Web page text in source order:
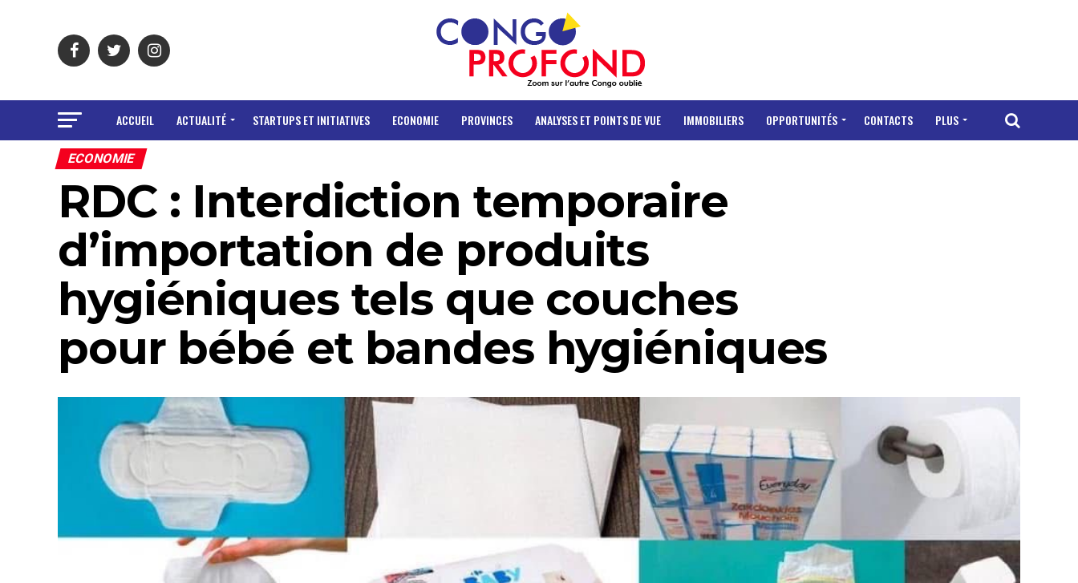
ACCUEIL ACTUALITÉ STARTUPS ET INITIATIVES ECONOMIE PROVINCES ANALYSES ET POINTS DE VUE IMMOBILIERS OPPORTUNITÉS CONTACTS PLUS
ECONOMIE
RDC : Interdiction temporaire
d’importation de produits
hygiéniques tels que couches
pour bébé et bandes hygiéniques